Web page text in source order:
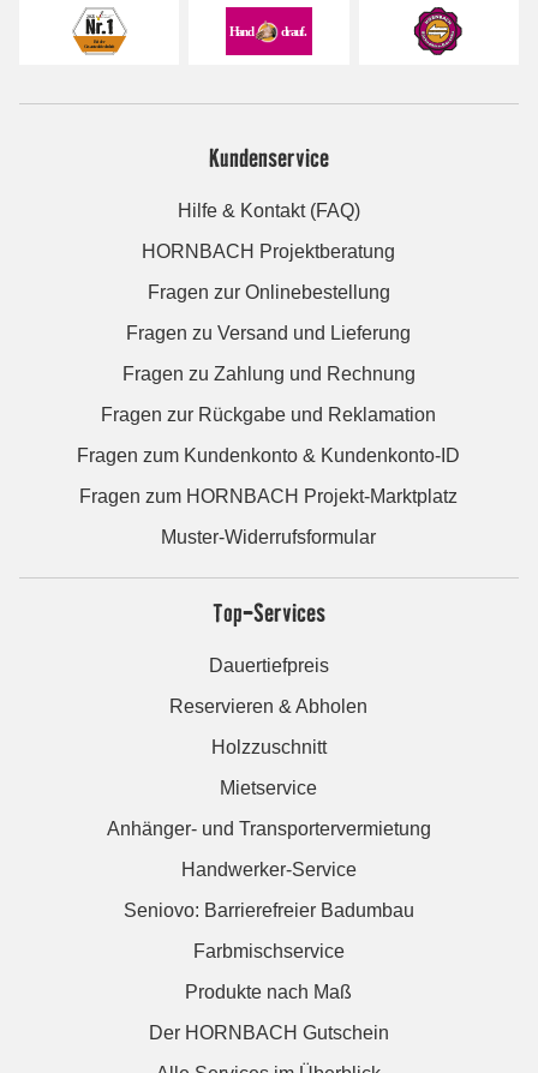
Kundenservice
Hilfe & Kontakt (FAQ)
HORNBACH Projektberatung
Fragen zur Onlinebestellung
Fragen zu Versand und Lieferung
Fragen zu Zahlung und Rechnung
Fragen zur Rückgabe und Reklamation
Fragen zum Kundenkonto & Kundenkonto-ID
Fragen zum HORNBACH Projekt-Marktplatz
Muster-Widerrufsformular
Top-Services
Dauertiefpreis
Reservieren & Abholen
Holzzuschnitt
Mietservice
Anhänger- und Transportervermietung
Handwerker-Service
Seniovo: Barrierefreier Badumbau
Farbmischservice
Produkte nach Maß
Der HORNBACH Gutschein